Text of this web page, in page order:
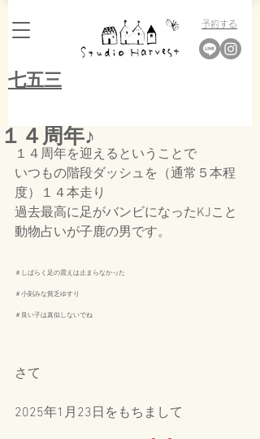
​予約する
​七五三
１４周年♪
１４周年を迎えるということで
いつもの階段ダッシュを（通常５本程
度）１４本走り
過去最高に足がバンビになったKJこと
動物占いが子鹿の男です。
＃しばらく足の震えは止まらなかった
＃小刻みな貧乏ゆすり
＃良い子は真似しないでね
さて
2025年1月23日をもちまして